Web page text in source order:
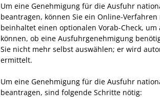
Um eine Genehmigung für die Ausfuhr
beantragen, können Sie ein Online-
beinhaltet einen optionalen Vorab-Check,
können, ob eine Ausfuhrgenehmigung
Sie nicht mehr selbst auswählen; er wird
ermittelt.
Um eine Genehmigung für die Ausfuhr
beantragen, sind folgende Schritte nötig: